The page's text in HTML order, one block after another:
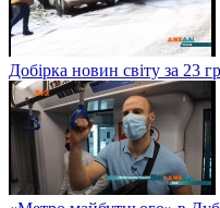
Добірка новин світу за 23